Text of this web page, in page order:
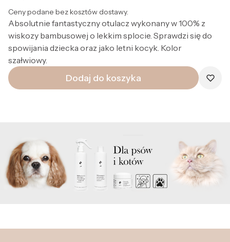
Ceny podane bez kosztów dostawy.
Absolutnie fantastyczny otulacz wykonany w 100% z
wiskozy bambusowej o lekkim splocie. Sprawdzi się do
spowijania dziecka oraz jako letni kocyk. Kolor
szałwiowy.
Dodaj do koszyka